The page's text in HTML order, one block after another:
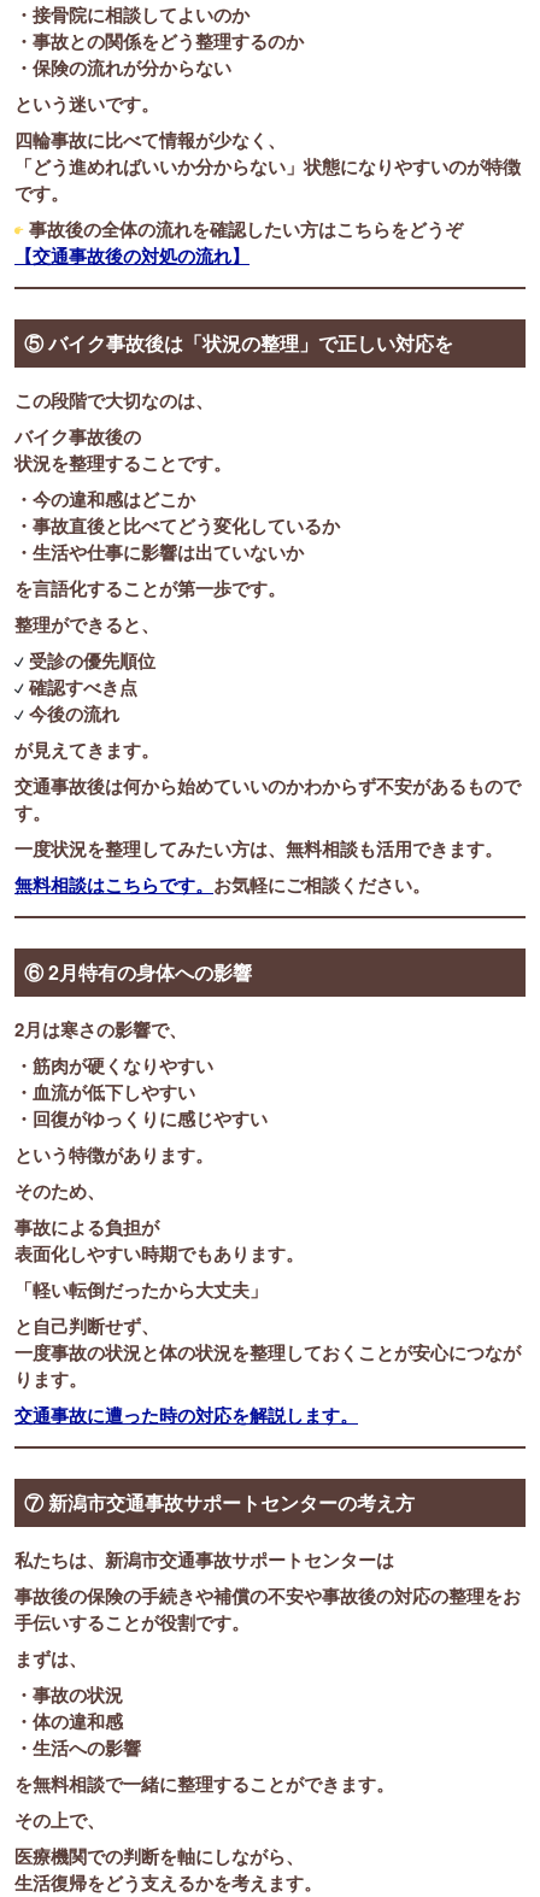
・接骨院に相談してよいのか
・事故との関係をどう整理するのか
・保険の流れが分からない
という迷いです。
四輪事故に比べて情報が少なく、
「どう進めればいいか分からない」状態になりやすいのが特徴
です。
事故後の全体の流れを確認したい方はこちらをどうぞ
【交通事故後の対処の流れ】
⑤ バイク事故後は「状況の整理」で正しい対応を
この段階で大切なのは、
バイク事故後の
状況を整理することです。
・今の違和感はどこか
・事故直後と比べてどう変化しているか
・生活や仕事に影響は出ていないか
を言語化することが第一歩です。
整理ができると、
受診の優先順位
確認すべき点
今後の流れ
が見えてきます。
交通事故後は何から始めていいのかわからず不安があるもので
す。
一度状況を整理してみたい方は、無料相談も活用できます。
無料相談はこちらです。 お気軽にご相談ください。
⑥ 2月特有の身体への影響
2月は寒さの影響で、
・筋肉が硬くなりやすい
・血流が低下しやすい
・回復がゆっくりに感じやすい
という特徴があります。
そのため、
事故による負担が
表面化しやすい時期でもあります。
「軽い転倒だったから大丈夫」
と自己判断せず、
一度事故の状況と体の状況を整理しておくことが安心につなが
ります。
交通事故に遭った時の対応を解説します。
⑦ 新潟市交通事故サポートセンターの考え方
私たちは、新潟市交通事故サポートセンターは
事故後の保険の手続きや補償の不安や事故後の対応の整理をお
手伝いすることが役割です。
まずは、
・事故の状況
・体の違和感
・生活への影響
を無料相談で一緒に整理することができます。
その上で、
医療機関での判断を軸にしながら、
生活復帰をどう支えるかを考えます。